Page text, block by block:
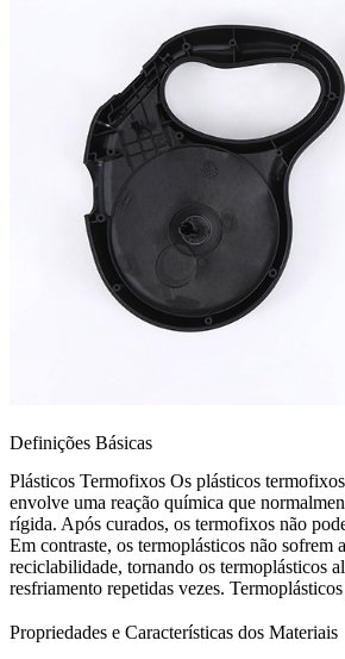
Definições Básicas
Plásticos Termofixos Os plásticos
envolve uma reação química que
rígida. Após curados, os termofixos não
Em contraste, os termoplásticos não
reciclabilidade, tornando os termoplásticos
resfriamento repetidas vezes.
Propriedades e Características dos Materiais